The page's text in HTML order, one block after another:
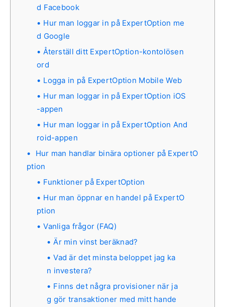
d Facebook
Hur man loggar in på ExpertOption me
d Google
Återställ ditt ExpertOption-kontolösen
ord
Logga in på ExpertOption Mobile Web
Hur man loggar in på ExpertOption iOS
-appen
Hur man loggar in på ExpertOption And
roid-appen
Hur man handlar binära optioner på ExpertO
ption
Funktioner på ExpertOption
Hur man öppnar en handel på ExpertO
ption
Vanliga frågor (FAQ)
Är min vinst beräknad?
Vad är det minsta beloppet jag ka
n investera?
Finns det några provisioner när ja
g gör transaktioner med mitt hande